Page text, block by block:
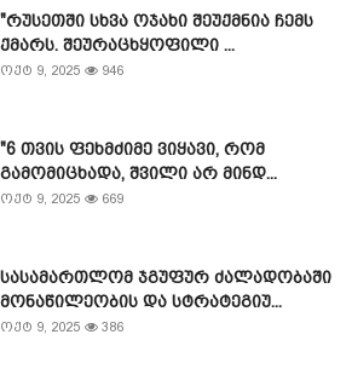
"რუსეთში სხვა ოჯახი შეუქმნია ჩემს
ქმარს. შეურაცხყოფილი ...
ოქტ 9, 2025 946
"6 თვის ფეხმძიმე ვიყავი, რომ
გამომიცხადა, შვილი არ მინდ...
ოქტ 9, 2025 669
სასამართლომ ჯგუფურ ძალადობაში
მონაწილეობის და სტრატეგიუ...
ოქტ 9, 2025 386